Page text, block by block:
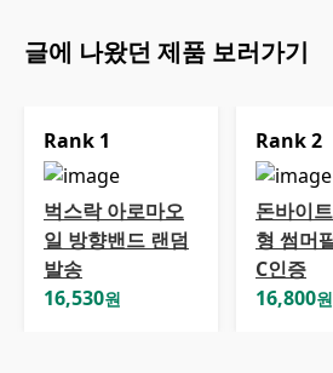
글에 나왔던 제품 보러가기
Rank 1
벅스락 아로마오
일 방향밴드 랜덤
발송
16,530원
Rank2
돈바이
형 썸머
C인증
16,800원